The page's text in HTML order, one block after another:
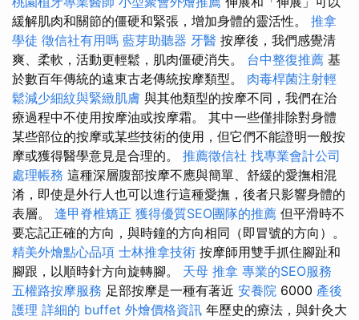
緩解肌肉和關節的僵硬和緊張，增加身體的靈活性。 推拿
學徒 徵信社有用嗎 藍芽助聽器 牙醫 按摩後，我們感覺清
爽、柔軟，活動更輕鬆，肌肉僵硬消失。 台中整復推薦 基
於數百年傳統的遠東古老傳統按摩類型。 肉毒桿菌注射輕
鬆減少細紋與緊緻肌膚 與其他類型的按摩不同，我們在治
療過程中不使用按摩油或按摩霜。 其中一些僅排除對身體
某些部位的按摩或某些技術的使用，但它們不能證明一般按
摩或獲得醫學意見是合理的。 推薦徵信社 找專業會計公司
處理帳務 這種深層腹部按摩不應與簡單、舒緩的愛撫相混
淆，即使是外行人也可以進行這種愛撫，後者只影響身體的
表層。 逢甲脊椎矯正 獲得優質SEO團隊的推薦 但平滑時不
要忘記正確的方向，與時鐘的方向相同（即冒號的方向）。
精美外燴點心品項 士林推拿技術 按摩師用雙手抓住腳趾和
腳跟，以順時針方向旋轉腳。 天母 推拿 專業的SEO服務
五權路按摩服務 足部按摩是一種有著近 安養院 6000 產後
護理 詳細的 buffet 外燴價格資訊 年歷史的療法，與針灸大